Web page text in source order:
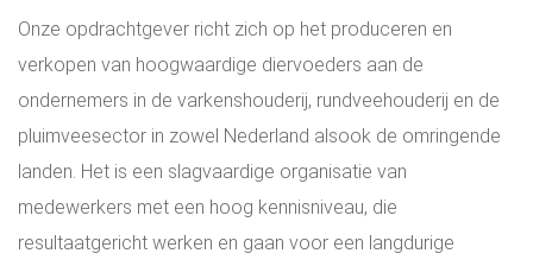
Onze opdrachtgever richt zich op het produceren en
verkopen van hoogwaardige diervoeders aan de
ondernemers in de varkenshouderij, rundveehouderij en de
pluimveesector in zowel Nederland alsook de omringende
landen. Het is een slagvaardige organisatie van
medewerkers met een hoog kennisniveau, die
resultaatgericht werken en gaan voor een langdurige